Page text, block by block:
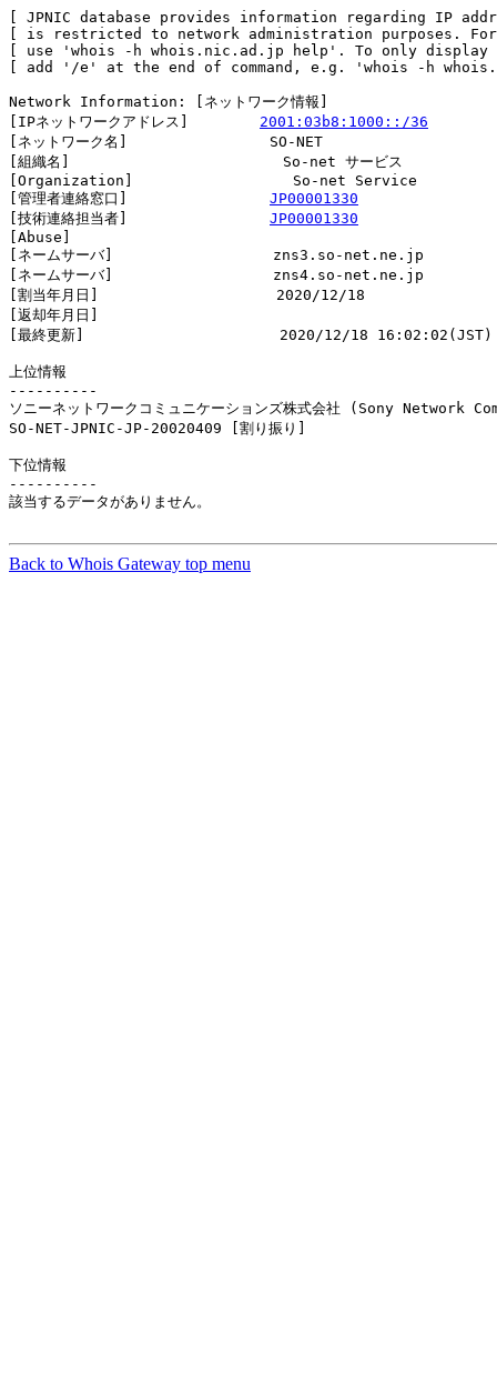
[ JPNIC database provides information regarding IP
[ is restricted to network administration purposes.
[ use 'whois -h whois.nic.ad.jp help'. To only
[ add '/e' at the end of command, e.g. 'whois -h
Network Information: [ネットワーク情報]
[IPネットワークアドレス] 2001:03b8:1000::/36
[ネットワーク名]                SO-NET
[組織名]                        So-net サービス
[Organization]                  So-net Service
[管理者連絡窓口] JP00001330
[技術連絡担当者] JP00001330
[Abuse]
[ネームサーバ]                  zns3.so-net.ne.jp
[ネームサーバ]                  zns4.so-net.ne.jp
[割当年月日]                    2020/12/18
[返却年月日]
[最終更新]                      2020/12/18 16:02:02(JST)
上位情報
----------
ソニーネットワークコミュニケーションズ株式会社 (Sony
SO-NET-JPNIC-JP-20020409 [割
下位情報
----------
該当するデータがありません。
Back to Whois Gateway top menu